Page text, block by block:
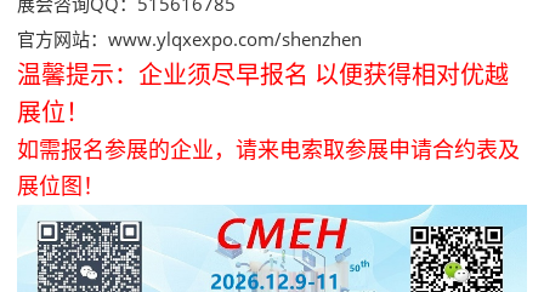
官方网站： www.ylqxexpo.com/shenzhen
温馨提示：企业须尽早报名 以便获得相对优越
展位！
如需报名参展的企业，请来电索取参展申请合约表及
展位图！